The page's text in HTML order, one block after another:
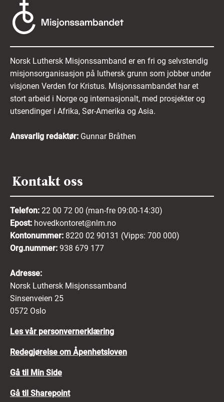
Be om at evangeliet skal få nå inn til elever på
Be for rommet Oikos, at det kan være et
redskap til å nå ut til nye, skape vennskap som
gjør at evangeliet kan deles.
Norsk Luthersk Misjonssamband er en fri og selvstendig
misjonsorganisasjon på luthersk grunn som jobber under
visjonen Verden for Kristus. Misjonssambandet har et
stort arbeid i Norge og internasjonalt, med prosjekter og
utsendinger i Afrika, Sør-Amerika og Asia.
Ansvarlig redaktør: Gunnar Bråthen
Kontakt oss
Telefon: 22 00 72 00 (man-fre 09:00-14:30)
Epost: hovedkontoret@nlm.no
Kontonummer: 8220 02 90131 (Vipps: 700 000)
Org.nummer: 938 679 177
Adresse:
Norsk Luthersk Misjonssamband
Sinsenveien 25
0572 Oslo
Les vår personvernerklæring
Redegjørelse om Åpenhetsloven
Gå til Min Side
Gå til Sharepoint